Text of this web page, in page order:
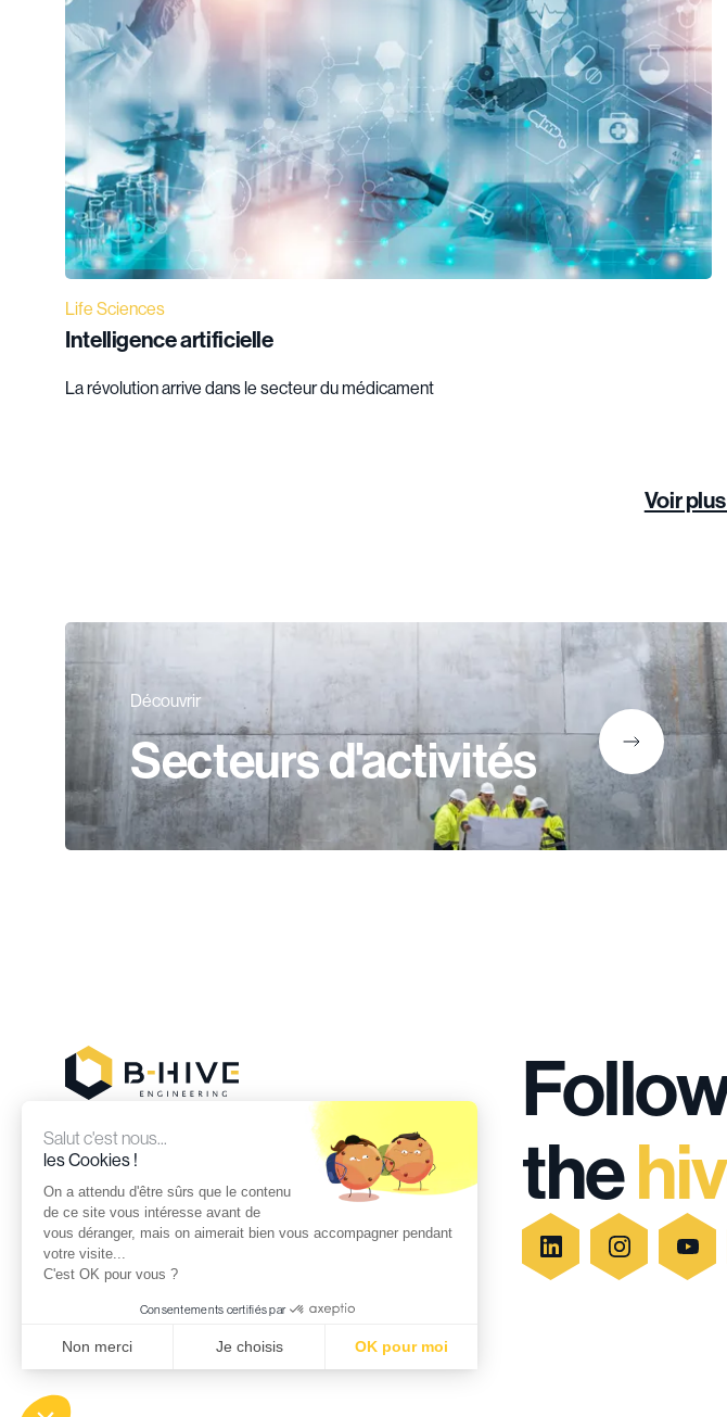
Life Sciences
Intelligence artificielle
La révolution arrive dans le secteur du médicament
Voir
Découvrir
Secteurs d'activités
B-HIVE est une société d’ingénierie et de
conseil opérationnel spécialisée intervenant
dans différents secteurs d’activités.
Elle propose à ses clients des prestations
d’assistance technique, de support
the
Salut c'est nous...
les Cookies !
On a attendu d'être sûrs que le contenu
de ce site vous intéresse avant de
vous déranger, mais on aimerait bien vous accompagner pendant
votre visite...
C'est OK pour vous ?
Consentements certifiés par
Non merci Je choisis OK pour moi
Notre plateforme vous permet d'adapter et de gérer vos paramètres de confidentialité, en